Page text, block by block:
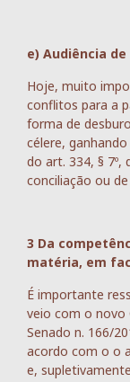
e) Audiência
Hoje, muito
conflitos para a
forma de
célere,
do art. 334, § 7º,
conciliação ou
3 Da
matéria, em
É importante
veio com o novo
Senado n. 166/
acordo com o o
e,